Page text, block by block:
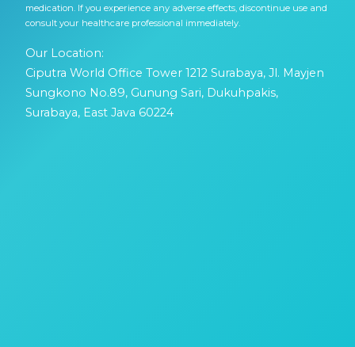
medication. If you experience any adverse effects, discontinue use and
consult your healthcare professional immediately.
Our Location:
Ciputra World Office Tower 1212 Surabaya, Jl. Mayjen
Sungkono No.89, Gunung Sari, Dukuhpakis,
Surabaya, East Java 60224